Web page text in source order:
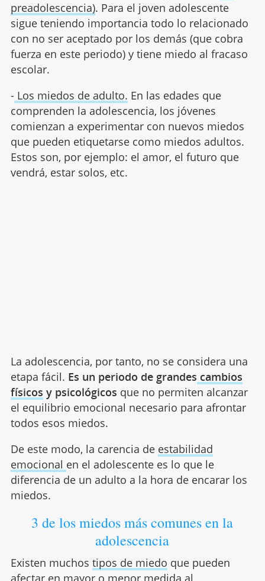
preadolescencia). Para el joven adolescente
sigue teniendo importancia todo lo relacionado
con no ser aceptado por los demás (que cobra
fuerza en este periodo) y tiene miedo al fracaso
escolar.
- Los miedos de adulto. En las edades que
comprenden la adolescencia, los jóvenes
comienzan a experimentar con nuevos miedos
que pueden etiquetarse como miedos adultos.
Estos son, por ejemplo: el amor, el futuro que
vendrá, estar solos, etc.
La adolescencia, por tanto, no se considera una
etapa fácil. Es un periodo de grandes cambios
físicos y psicológicos que no permiten alcanzar
el equilibrio emocional necesario para afrontar
todos esos miedos.
De este modo, la carencia de estabilidad
emocional en el adolescente es lo que le
diferencia de un adulto a la hora de encarar los
miedos.
3 de los miedos más comunes en la
adolescencia
Existen muchos tipos de miedo que pueden
afectar en mayor o menor medida al